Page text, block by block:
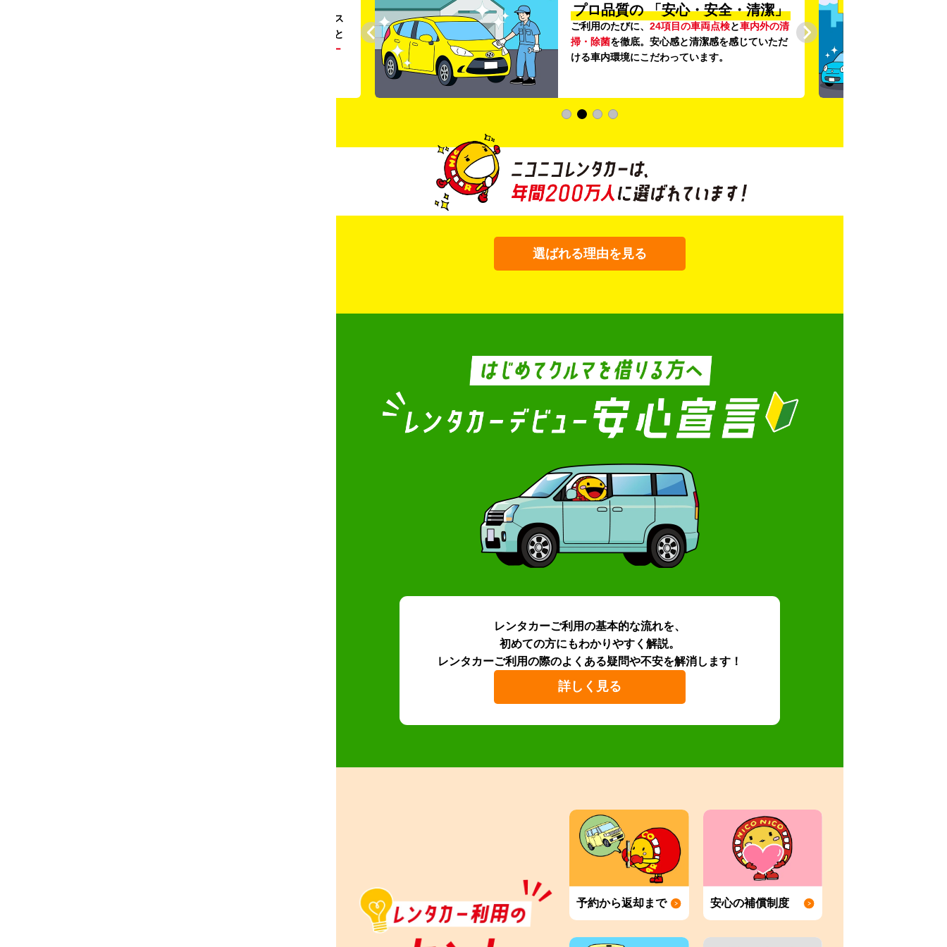
。ガソリンス
タンドや整備工場の既存インフラを活用すること
リー
プロ品質の 「安心・安全・清潔」
ご利用のたびに、 24項目の車両点検と車内外の清
掃・除菌を徹底。安心感と清潔感を感じていただ
ける車内環境にこだわっています。
選ばれる理由を見る
レンタカーご利用の基本的な流れを、
初めての方にもわかりやすく解説。
レンタカーご利用の際のよくある疑問や不安を解消します！
詳しく見る
予約から返却まで 安心の補償制度